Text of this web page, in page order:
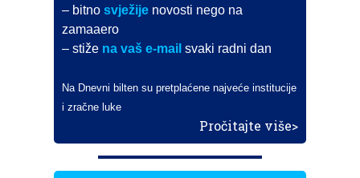
– bitnosvježije novosti nego na
zamaaero
– stiže na vaš e-mail svaki radni dan
Na Dnevni bilten su pretplaćene najveće institucije
i zračne luke
Pročitajte više>